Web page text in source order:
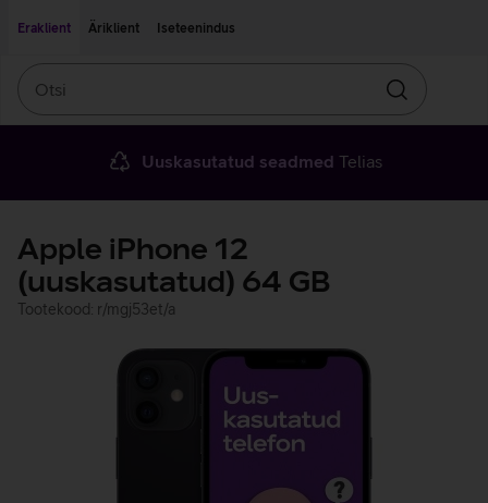
Eraklient
Äriklient Iseteenindus
Otsin
Uuskasutatud seadmed Telias
Apple iPhone 12
(uuskasutatud) 64 GB
Tootekood: r/mgj53et/a